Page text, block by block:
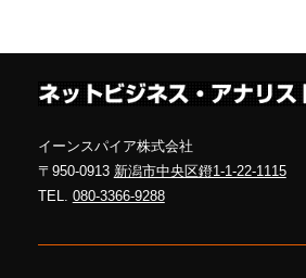
イーンスパイア株式会社
〒950-0913 新潟市中央区鐙1-1-22-1115
TEL. 080-3366-9288